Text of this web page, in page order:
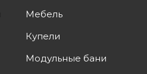
Мебель
Купели
Модульные бани